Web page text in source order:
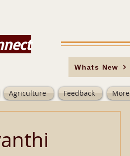
Whats New
Agriculture Feedback More